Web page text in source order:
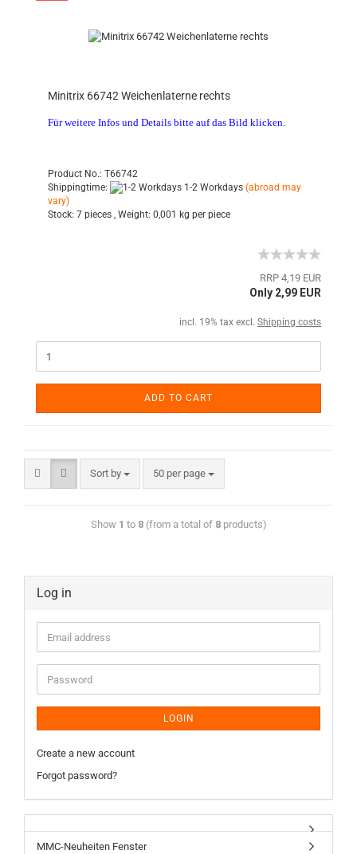
Minitrix 66742 Weichenlaterne rechts
Für weitere Infos und Details bitte auf das Bild klicken.
Product No.: T66742
Shippingtime:
1-2 Workdays (abroad may
vary)
Stock: 7 pieces , Weight: 0,001 kg per piece
RRP 4,19 EUR
Only 2,99 EUR
incl. 19% tax excl. Shipping costs
ADD TO CART
Sort by 50 per page
Show 1 to 8(from a total of 8products)
Log in
LOGIN
Create a new account
Forgot password?
MMC-Neuheiten Fenster